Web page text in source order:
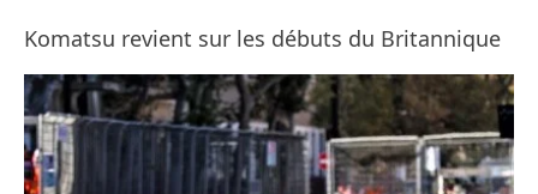
Komatsu revient sur les débuts du Britannique